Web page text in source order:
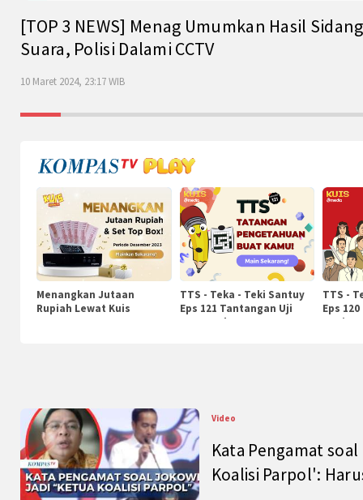
[TOP 3 NEWS] Menag Umumkan Hasil
Suara, Polisi Dalami CCTV
10 Maret 2024, 23:17 WIB
Menangkan Jutaan
Rupiah Lewat Kuis
TTS - Teka - Teki Santuy
Eps 121 Tantangan Uji
Pengetahuan
TTS -
Eps
Video
Kata Pengamat
Koalisi Parpol':